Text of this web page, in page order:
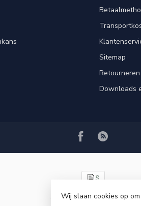
Sitemap
Retourneren
Downloads
© Copyright 2026 VRSPLUS
Wij slaan cookies op